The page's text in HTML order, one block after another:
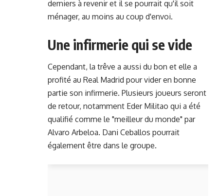
derniers à revenir et il se pourrait qu'il soit
ménager, au moins au coup d'envoi.
Une infirmerie qui se vide
Cependant, la trêve a aussi du bon et elle a
profité au Real Madrid pour vider en bonne
partie son infirmerie. Plusieurs joueurs seront
de retour, notamment Eder Militao qui a été
qualifié comme le "meilleur du monde" par
Alvaro Arbeloa. Dani Ceballos pourrait
également être dans le groupe.